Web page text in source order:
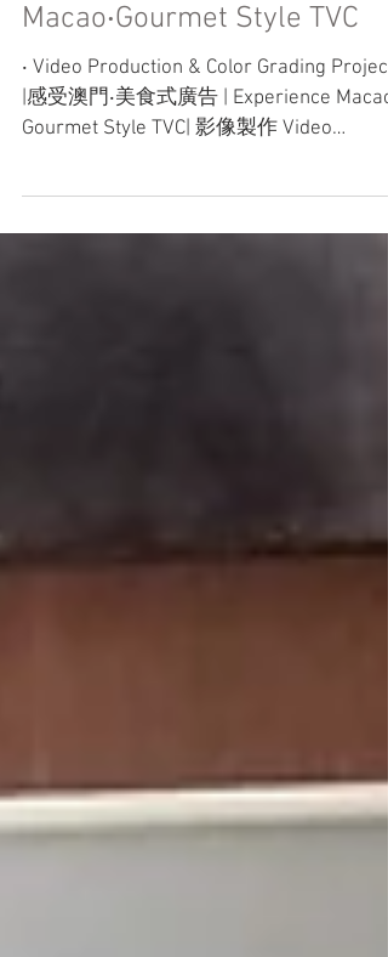
Macao‧Gourmet Style TVC
‧ Video Production & Color Grading Project
|感受澳門‧美食式廣告 | Experience Macao‧
Gourmet Style TVC| 影像製作 Video